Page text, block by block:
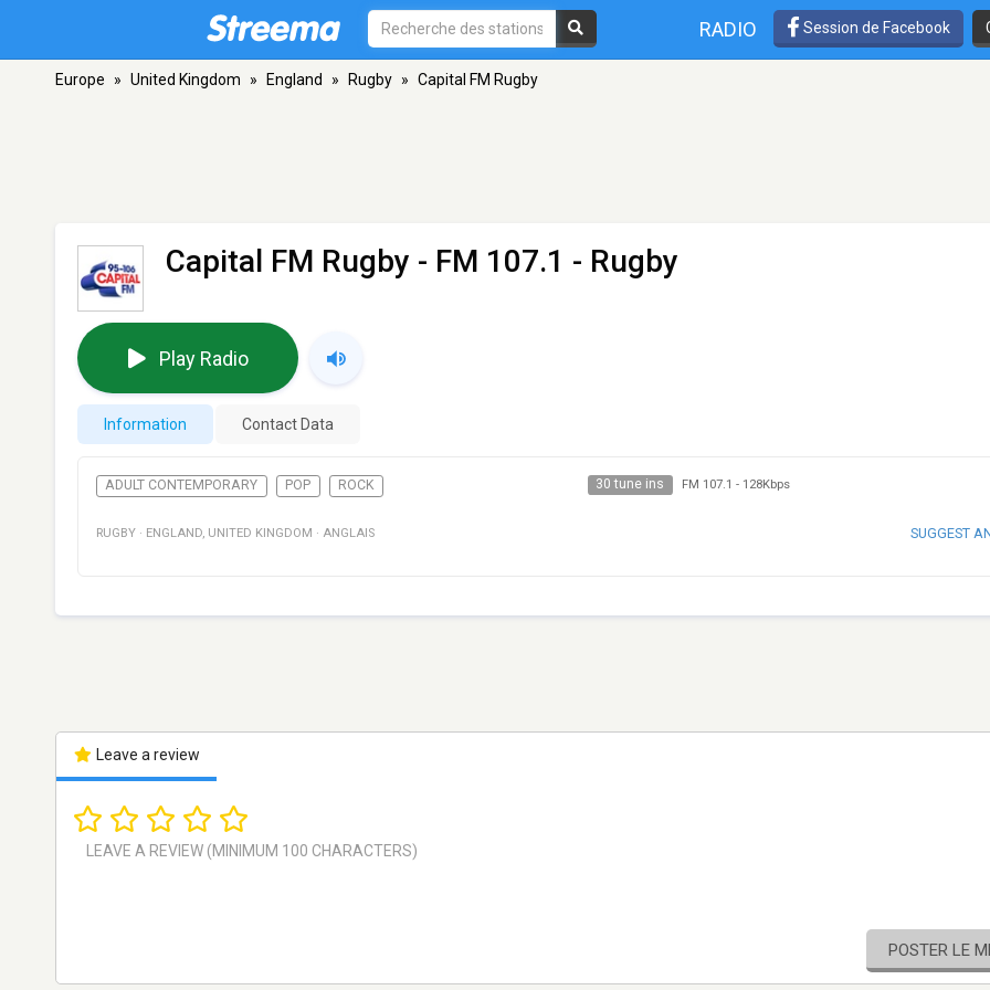
RADIO Session de Facebook
Europe » United Kingdom » England » Rugby » Capital FM Rugby
Capital FM Rugby - FM 107.1 - Rugby
Play Radio
Information Contact Data
ADULT CONTEMPORARY POP ROCK 30 tune ins FM 107.1 - 128Kbps
RUGBY · ENGLAND, UNITED KINGDOM · ANGLAIS SUGGEST
Leave a review
POSTER LE